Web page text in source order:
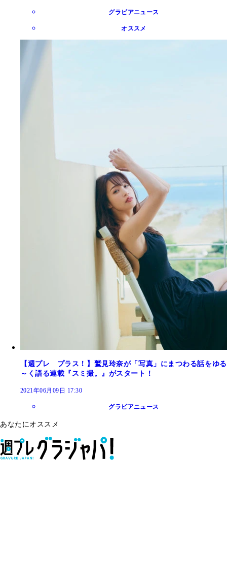
グラビアニュース
オススメ
【週プレ プラス！】鷲見玲奈が「写真」にまつわる話をゆる
～く語る連載『スミ撮。』がスタート！
2021年06月09日 17:30
グラビアニュース
あなたにオススメ